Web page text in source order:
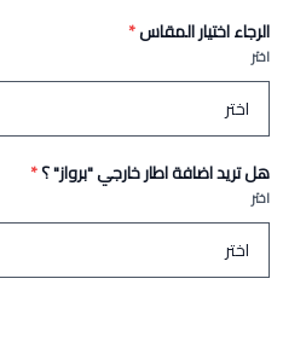
الرجاء اختيار المقاس*
اختر
هل تريد اضافة اطار خارجي "برواز" ؟*
اختر